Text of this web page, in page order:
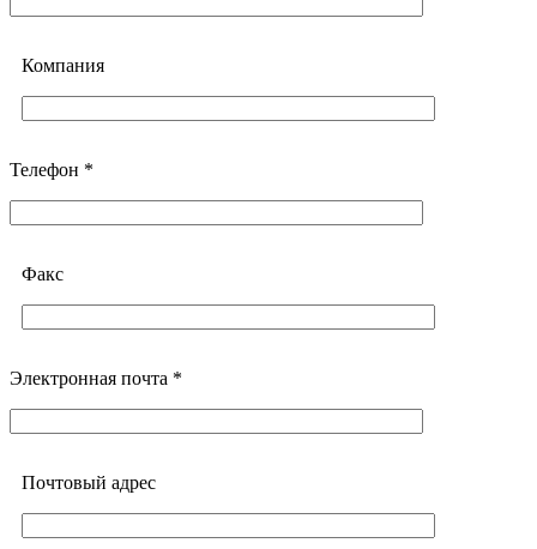
Компания
Телефон *
Факс
Электронная почта *
Почтовый адреc